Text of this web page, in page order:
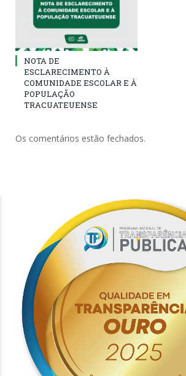
NOTA DE
ESCLARECIMENTO À
COMUNIDADE ESCOLAR E À
POPULAÇÃO
TRACUATEUENSE
Os comentários estão fechados.